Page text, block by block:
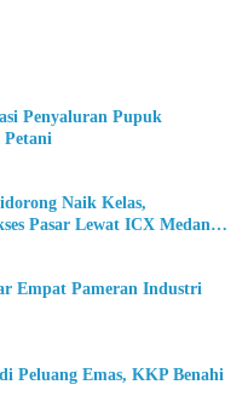
Penyaluran Pupuk
Petani
Naik Kelas,
Pasar Lewat ICX Medan
Empat Pameran Industri
Peluang Emas, KKP Benahi